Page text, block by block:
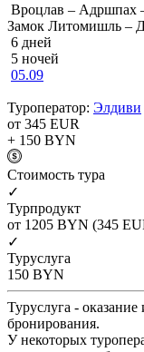
Вроцлав – Адршпах
Замок Литомишль –
6 дней
5 ночей
05.09
Туроператор: Элдиви
от 345 EUR
+ 150 BYN
Cтоимость тура
✓
Турпродукт
от 1205 BYN (345
✓
Туруслуга
150 BYN
Туруслуга -
бронирования.
У некоторых